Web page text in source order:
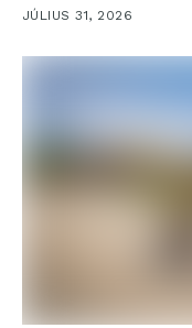
JÚLIUS 31, 2026